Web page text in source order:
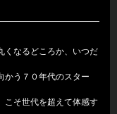
くなるどころか、いつだ
かう７０年代のスター
こそ世代を超えて体感す